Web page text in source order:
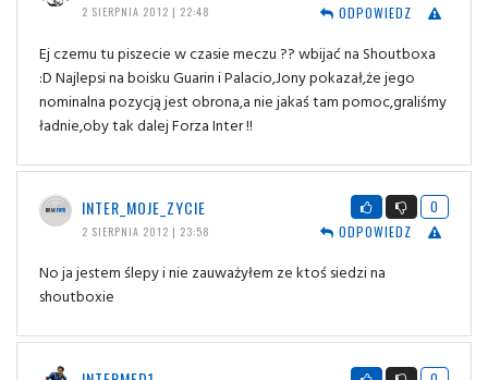
2 SIERPNIA 2012 | 22:48
ODPOWIEDZ
Ej czemu tu piszecie w czasie meczu ?? wbijać na Shoutboxa
:D Najlepsi na boisku Guarin i Palacio,Jony pokazał,że jego
nominalna pozycją jest obrona,a nie jakaś tam pomoc,graliśmy
ładnie,oby tak dalej Forza Inter !!
INTER_MOJE_ZYCIE
2 SIERPNIA 2012 | 23:58
0
ODPOWIEDZ
No ja jestem ślepy i nie zauważyłem ze ktoś siedzi na
shoutboxie